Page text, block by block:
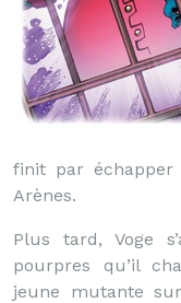
finit par
Arènes.
Plus tard, Voge
pourpres qu’il
jeune mutante